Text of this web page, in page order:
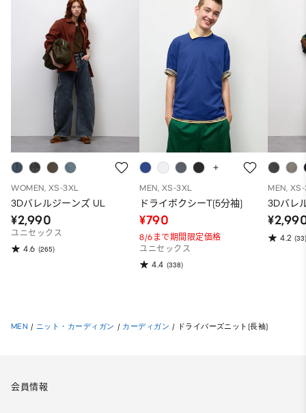
WOMEN, XS-3XL
3Dバレルジーンズ UL
¥2,990
ユニセックス
4.6 (265)
MEN, XS-3XL
ドライボクシーT(5分袖)
¥790
8/6まで期間限定価格
ユニセックス
4.4 (338)
MEN,
3Dバレ
4.2 (33)
MEN / ニット・カーディガン / カーディガン / ドライバーズニット(長袖)
会員情報